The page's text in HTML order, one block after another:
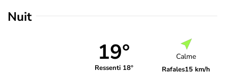
Nuit
19°
Ressenti 18°
Calme
Rafales15 km/h